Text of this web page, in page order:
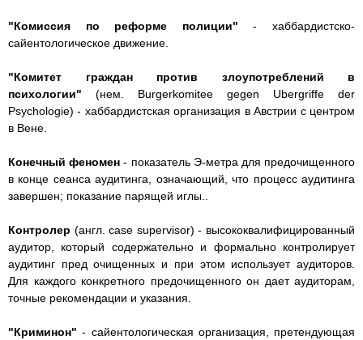
"Комиссия по реформе полиции" - хаббардистско-
сайентологическое движение.
"Комитет граждан против злоупотреблений в
психологии" (нем. Burgerkomitee gegen Ubergriffe der
Psychologie) - хаббардистская организация в Австрии с центром
в Вене.
Конечный феномен - показатель Э-метра для предочищенного
в конце сеанса аудитинга, означающий, что процесс аудитинга
завершен; показание парящей иглы..
Контролер (англ. case supervisor) - высококвалифицированный
аудитор, который содержательно и формально контролирует
аудитинг пред очищенных и при этом использует аудиторов.
Для каждого конкретного предочищенного он дает аудиторам,
точные рекомендации и указания.
"Криминон" - сайентологическая организация, претендующая